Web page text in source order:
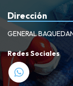
Dirección
GENERAL
Redes Sociales